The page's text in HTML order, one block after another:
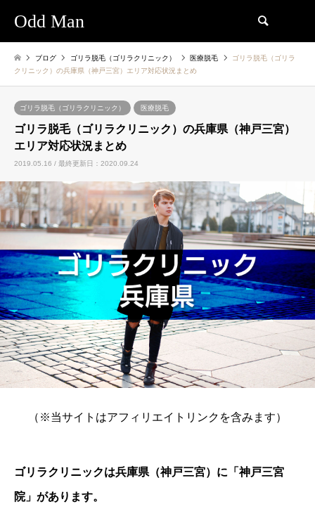
Odd Man
ブログ ゴリラ脱毛（ゴリラクリニック） 医療脱毛
ゴリラ脱毛（ゴリラ
クリニック）の兵庫県（神戸三宮）エリア対応状況まとめ
ゴリラ脱毛（ゴリラクリニック） 医療脱毛
ゴリラ脱毛（ゴリラクリニック）の兵庫県（神戸三宮）
エリア対応状況まとめ
2019.05.16 / 最終更新日：2020.09.24
（※当サイトはアフィリエイトリンクを含みます）
ゴリラクリニックは兵庫県（神戸三宮）に「神戸三宮
院」があります。